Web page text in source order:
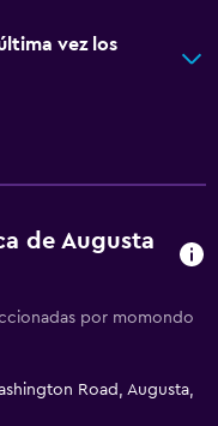
vez los
de Augusta
por momondo
Road, Augusta,